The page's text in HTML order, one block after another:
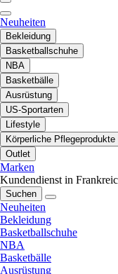
Neuheiten
Bekleidung
Basketballschuhe
NBA
Basketbälle
Ausrüstung
US-Sportarten
Lifestyle
Körperliche Pflegeprodukte
Outlet
Marken
Kundendienst in
Suchen
Neuheiten
Bekleidung
Basketballschuhe
NBA
Basketbälle
Ausrüstung